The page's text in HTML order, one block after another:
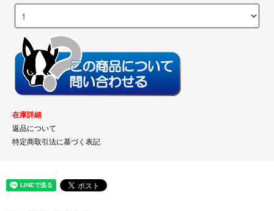
在庫詳細
返品について
特定商取引法に基づく表記